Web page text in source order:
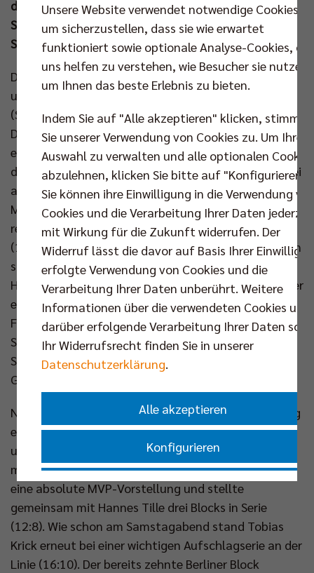
den Ausgleich in der Serie erzielte, kommt es am
Sonntag (28. Apr um 16.00 Uhr) in der Max-
Schmeling-Halle zum Entscheidungsspiel.
Das am Samstag erfolgreiche Berliner Team ging in
unveränderter Formation in der bis auf den letzten
(Steh)Platz gefüllten SPACETECH ARENA zu Werke.
Den ersten Punktgewinn für die Hauptstädter
erarbeitete Nehemiah Mote und knüpfte damit
direkt an seine starke Angriffsleistung aus Finale drei
an. Nach gutem Start stoppte der Häfler Block um
Masso zweimal Ruben Schott (8:9), aber Mote
revanchierte sich für seinen Kapitän beim Kubaner
(10:9). Auch Marek Sotola und Timothée Carle griffen
sich die VfB-Angreifer am Netz (14:13). Doch die
Hausherren fanden in Person von Fornal immer wieder
eine gute Lösung (17:19). Danach blieb das
Friedrichshafener "Sideout" stabil (21:24). Zwei
Satzbälle wehrten die BR Volleys ab, dann brachte
Superlak den wichtigen ersten Durchgang für die
Gastgeber ins Ziel (23:25).
Nach einem mäßigen Auftakt in den Folgedurchgang
ersetzte Cody Kessel den angeschlagenen Schott
und Satoshi Tsuiki konnte sich in der Abwehr
mehrfach auszeichnen (7:7). Mote zeigte durchweg
eine absolute MVP-Vorstellung und stellte
gemeinsam mit Hannes Tille drei Blocks in Serie
(12:8). Wie schon am Samstagabend stand Tobias
Krick erneut bei einer wichtigen Aufschlagserie an der
Linie (16:10). Der bereits zehnte Berliner Block
Unsere Website verwendet notwendige Cookies,
um sicherzustellen, dass sie wie erwartet
funktioniert sowie optionale Analyse-Cookies, die
uns helfen zu verstehen, wie Besucher sie nutzen,
um Ihnen das beste Erlebnis zu bieten.
Indem Sie auf "Alle akzeptieren" klicken, stimmen
Sie unserer Verwendung von Cookies zu. Um Ihre
Auswahl zu verwalten und alle optionalen Cookies
abzulehnen, klicken Sie bitte auf "Konfigurieren".
Sie können ihre Einwilligung in die Verwendung
Cookies und die Verarbeitung Ihrer Daten
mit Wirkung für die Zukunft widerrufen. Der
Widerruf lässt die davor auf Basis Ihrer
erfolgte Verwendung von Cookies und die
Verarbeitung Ihrer Daten unberührt. Weitere
Informationen über die verwendeten Cookies und
darüber erfolgende Verarbeitung Ihrer Daten
Ihr Widerrufsrecht finden Sie in unserer
Datenschutzerklärung.
Alle akzeptieren
Konfigurieren
Nur essenzielle Cookies akzeptieren
Impressum|Datenschutzerklärung